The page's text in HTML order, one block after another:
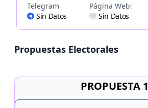
Telegram
Sin Datos
Página Web:
Sin Datos
Propuestas Electorales
PROPUESTA 1